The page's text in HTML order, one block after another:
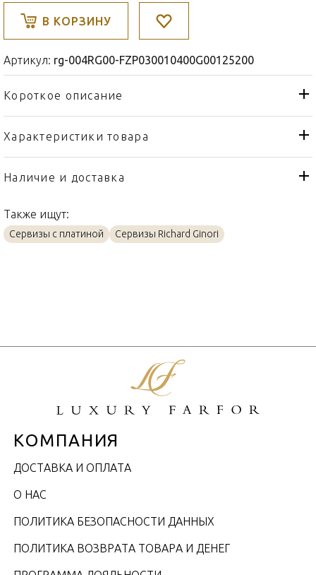
В КОРЗИНУ
Артикул: rg-004RG00-FZP030010400G00125200
Короткое описание
Характеристики товара
Тип товара
Супница
Бренд
Страна производителя
Материал
Фарфор, Платин
Наличие и доставка
Также ищут:
Сервизы с платиной Сервизы Richard Ginori
КОМПАНИЯ
ДОСТАВКА И ОПЛАТА
О НАС
ПОЛИТИКА БЕЗОПАСНОСТИ ДАННЫХ
ПОЛИТИКА ВОЗВРАТА ТОВАРА И ДЕНЕГ